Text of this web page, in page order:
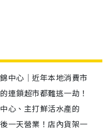
中心｜近年本地消費市
連鎖超市都難逃一劫！
心、主打鮮活水產的
一天營業！店內貨架一